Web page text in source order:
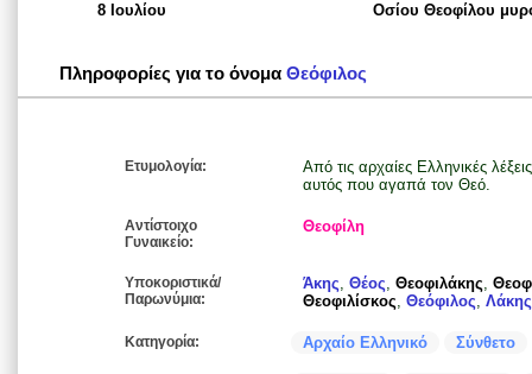
8 Ιουλίου Οσίου Θεοφίλου
Πληροφορίες για το όνομα Θεόφιλος
Ετυμολογία:
Από τις αρχαίες Ελληνικές
αυτός που αγαπά τον Θεό.
Αντίστοιχο
Γυναικείο:
Θεοφίλη
Υποκοριστικά/
Παρωνύμια:
Άκης, Θέος, Θεοφιλάκης,
Θεοφιλίσκος, Θεόφιλος, Λάκης
Κατηγορία: Αρχαίο Ελληνικό Σύνθετο